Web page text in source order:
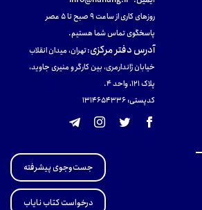
روزهای کاری از ساعت ۹ صبح تا ۵ عصر
پاسخگوی تماس شما هستیم.
آدرس دفتر مرکزی:تهران، میدان انقلاب
خیابان ژاندارمری، بین کارگر و منیری جاوید،
پلاک 121، واحد ۴.
کدپستی: 131465433۶
جست‌وجوی پیشرفته
درخواست کتاب نایاب